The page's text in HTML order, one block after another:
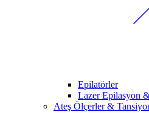
Epilatörler
Lazer Epilasyon
Ateş Ölçerler &